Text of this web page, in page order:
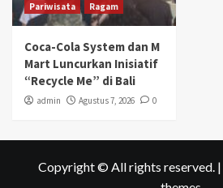
Pariwisata
Ragam
Coca-Cola System dan M
Mart Luncurkan Inisiatif
“Recycle Me” di Bali
admin Agustus 7, 2026 0
Copyright © All rights reserved. |